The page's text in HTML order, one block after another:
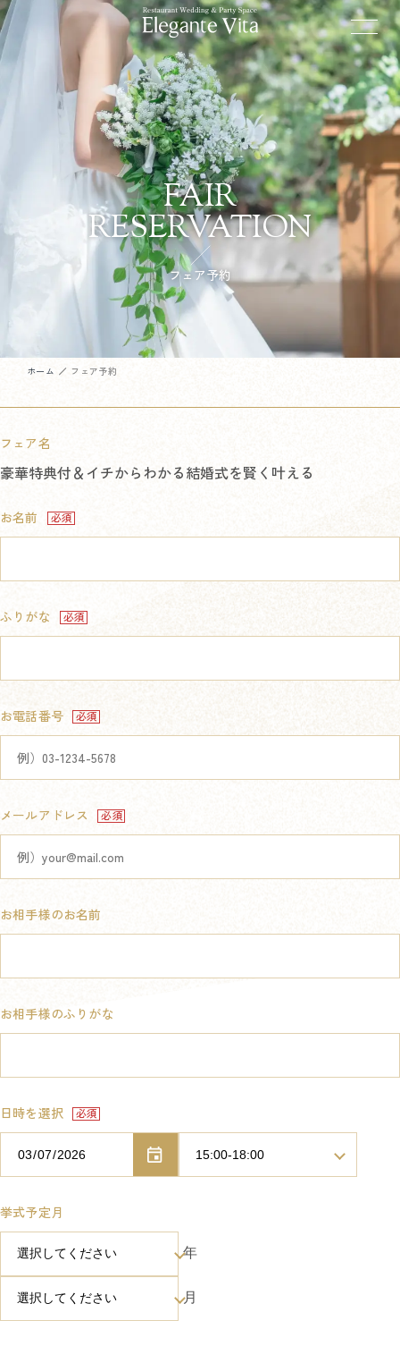
FAIR
RESERVATION
フェア予約
ホーム フェア予約
フェア名
豪華特典付＆イチからわかる結婚式を賢く叶える
お名前
ふりがな
お電話番号
メールアドレス
お相手様のお名前
お相手様のふりがな
日時を選択
挙式予定月
年
月